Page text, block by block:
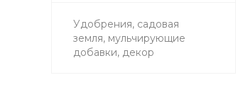
Удобрения, садовая
земля, мульчирующие
добавки, декор